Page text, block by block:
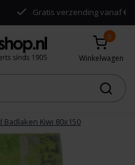
Gratis verzending vanaf €50,-
0
Winkelwagen
Badlaken Kiwi 80x150